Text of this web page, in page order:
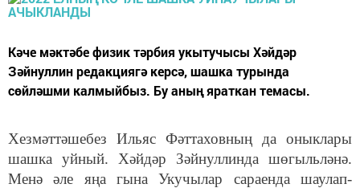
Кәче мәктәбе физик тәрбия укытучысы Хәйдәр
Зәйнуллин редакциягә керсә, шашка турында
сөйләшми калмыйбыз. Бу аның яраткан темасы.
Хезмәттәшебез Ильяс Фәттаховның да оныклары
шашка уйный. Хәйдәр Зәйнуллинда шөгыльләнә.
Менә әле яңа гына Укучылар сараенда шаулап-